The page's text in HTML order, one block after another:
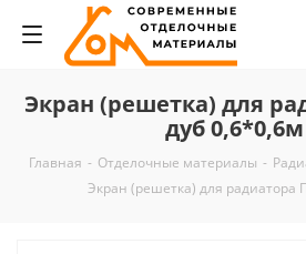
Экран (решетка) для
дуб 0,6*0,6м
Главная - Отделочные материалы -
Экран (решетка) для радиатора